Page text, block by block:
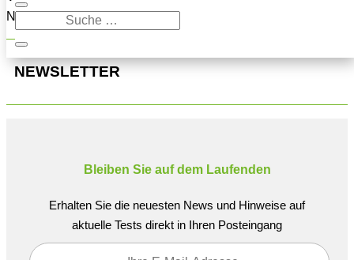
Navigation oben, um den Beitrag zu finden.
NEWSLETTER
Bleiben Sie auf dem Laufenden
Erhalten Sie die neuesten News und Hinweise auf
aktuelle Tests direkt in Ihren Posteingang